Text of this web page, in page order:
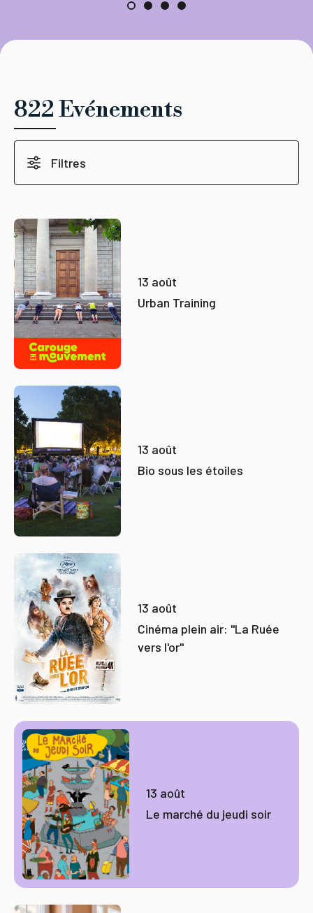
822 Evénements
Filtres
13 août
Urban Training
13 août
Bio sous les étoiles
13 août
Cinéma plein air: "La Ruée
vers l'or"
13 août
Le marché du jeudi soir